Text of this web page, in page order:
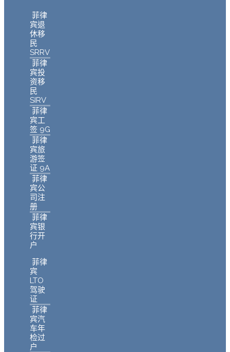
菲律
宾退
休移
民
SRRV
菲律
宾投
资移
民
SIRV
菲律
宾工
签 9G
菲律
宾旅
游签
证 9A
菲律
宾公
司注
册
菲律
宾银
行开
户
菲律
宾
LTO
驾驶
证
菲律
宾汽
车年
检过
户